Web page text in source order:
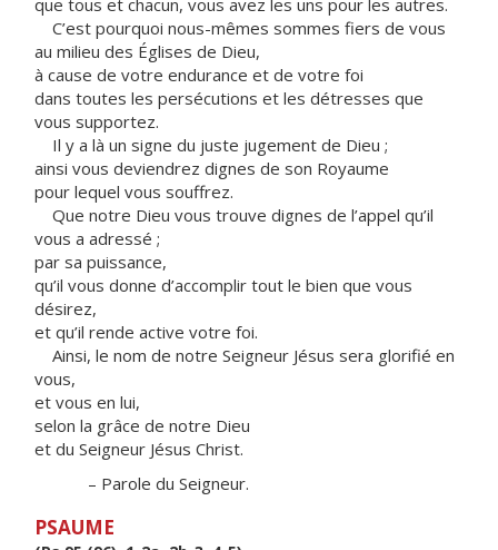
que tous et chacun, vous avez les uns pour les autres.
C’est pourquoi nous-mêmes sommes fiers de vous
au milieu des Églises de Dieu,
à cause de votre endurance et de votre foi
dans toutes les persécutions et les détresses que
vous supportez.
Il y a là un signe du juste jugement de Dieu ;
ainsi vous deviendrez dignes de son Royaume
pour lequel vous souffrez.
Que notre Dieu vous trouve dignes de l’appel qu’il
vous a adressé ;
par sa puissance,
qu’il vous donne d’accomplir tout le bien que vous
désirez,
et qu’il rende active votre foi.
Ainsi, le nom de notre Seigneur Jésus sera glorifié en
vous,
et vous en lui,
selon la grâce de notre Dieu
et du Seigneur Jésus Christ.
– Parole du Seigneur.
PSAUME